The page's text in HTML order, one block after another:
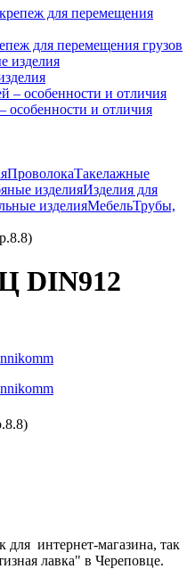
для перемещения грузов
особенности и отличия
ПроволокаТакелажные
изделияИзделия для
изделияМебельТрубы,
DIN912
для интернет-магазина, так
лавка" в Череповце.